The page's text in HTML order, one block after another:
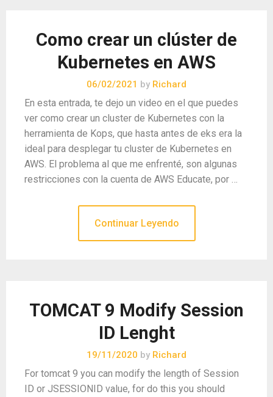
Como crear un clúster de
Kubernetes en AWS
06/02/2021 by Richard
En esta entrada, te dejo un video en el que puedes
ver como crear un cluster de Kubernetes con la
herramienta de Kops, que hasta antes de eks era la
ideal para desplegar tu cluster de Kubernetes en
AWS. El problema al que me enfrenté, son algunas
restricciones con la cuenta de AWS Educate, por …
Continuar Leyendo
TOMCAT 9 Modify Session
ID Lenght
19/11/2020 by Richard
For tomcat 9 you can modify the length of Session
ID or JSESSIONID value, for do this you should